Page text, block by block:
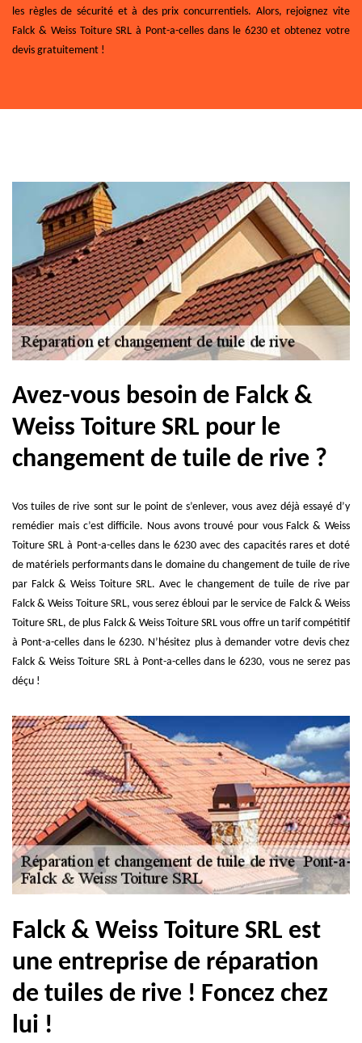
les règles de sécurité et à des prix concurrentiels. Alors, rejoignez vite
Falck & Weiss Toiture SRL à Pont-a-celles dans le 6230 et obtenez votre
devis gratuitement !
Avez-vous besoin de Falck &
Weiss Toiture SRL pour le
changement de tuile de rive ?
Vos tuiles de rive sont sur le point de s’enlever, vous avez déjà essayé d’y
remédier mais c’est difficile. Nous avons trouvé pour vous Falck & Weiss
Toiture SRL à Pont-a-celles dans le 6230 avec des capacités rares et doté
de matériels performants dans le domaine du changement de tuile de rive
par Falck & Weiss Toiture SRL. Avec le changement de tuile de rive par
Falck & Weiss Toiture SRL, vous serez ébloui par le service de Falck & Weiss
Toiture SRL, de plus Falck & Weiss Toiture SRL vous offre un tarif compétitif
à Pont-a-celles dans le 6230. N’hésitez plus à demander votre devis chez
Falck & Weiss Toiture SRL à Pont-a-celles dans le 6230, vous ne serez pas
déçu !
Falck & Weiss Toiture SRL est
une entreprise de réparation
de tuiles de rive ! Foncez chez
lui !